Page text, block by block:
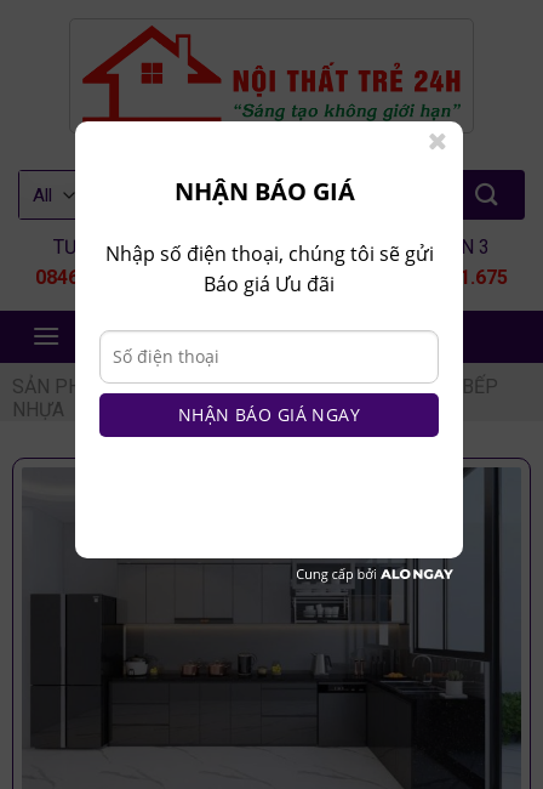
TƯ VẤN 1
0846.80.9999
TƯ VẤN 2
0935.435.286
TƯ VẤN 3
0964.651.675
NỘI THẤT TRẺ 24H
SẢN PHẨM / NỘI THẤT NHÀ BẾP / TỦ BẾP / TỦ BẾP
NHỰA
NHẬN BÁO GIÁ
Nhập số điện thoại, chúng tôi sẽ gửi
Báo giá Ưu đãi
NHẬN BÁO GIÁ NGAY